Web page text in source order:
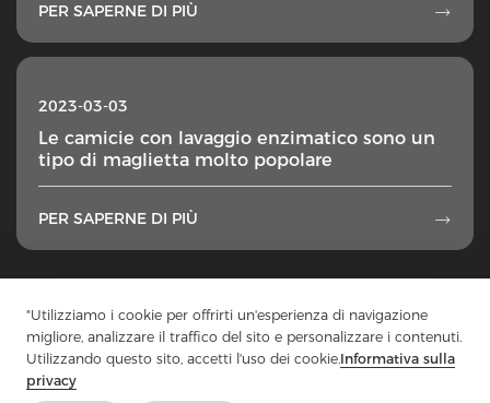
"Utilizziamo i cookie per offrirti un'esperienza di navigazione
migliore, analizzare il traffico del sito e personalizzare i contenuti.
Utilizzando questo sito, accetti l'uso dei cookie.Informativa sulla
privacy
PER SAPERNE DI PIÙ 
2023-03-03
Le camicie con lavaggio enzimatico sono un
tipo di maglietta molto popolare
PER SAPERNE DI PIÙ 